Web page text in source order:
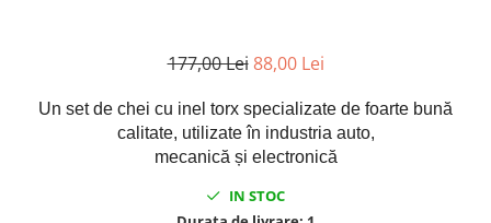
Aparate taiere cu plasma
177,00 Lei 88,00 Lei
Un set de chei cu inel torx specializate de foarte bună
calitate, utilizate în industria auto,
mecanică și electronică
IN STOC